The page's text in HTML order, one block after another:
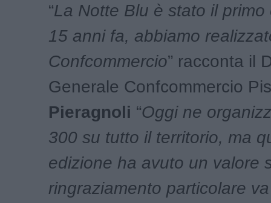
“La Notte Blu è stato il
15 anni fa, abbiamo
Confcommercio” racconta il
Generale Confcommercio
Pieragnoli “Oggi ne
300 su tutto il territorio, ma
edizione ha avuto un valore
ringraziamento particolare